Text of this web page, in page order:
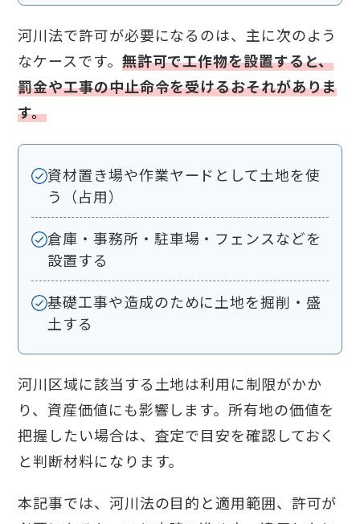
河川法で許可が必要になるのは、主に次のよう
なケースです。 無許可で工作物を設置すると、
罰金や工事の中止命令を受けるおそれがありま
す。
資材置き場や作業ヤードとして土地を使
う（占用）
倉庫・事務所・駐車場・フェンスなどを
設置する
基礎工事や造成のために土地を掘削・盛
土する
河川区域に該当する土地は利用に制限がかか
り、資産価値にも影響します。所有地の価値を
把握したい場合は、査定で目安を確認しておく
と判断材料になります。
本記事では、河川法の目的と適用範囲、許可が